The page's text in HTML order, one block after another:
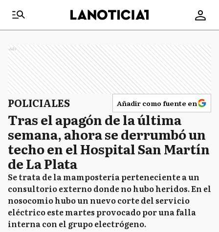
Ads
POLICIALES Añadir como fuente en
Tras el apagón de la última
semana, ahora se derrumbó un
techo en el Hospital San Martín
de La Plata
Se trata de la mampostería perteneciente a un
consultorio externo donde no hubo heridos. En el
nosocomio hubo un nuevo corte del servicio
eléctrico este martes provocado por una falla
interna con el grupo electrógeno.